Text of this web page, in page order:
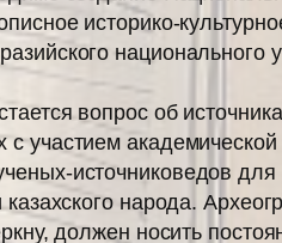
историко-
национального
вопрос об
участием
источниковедов
казахского народа.
должен носить